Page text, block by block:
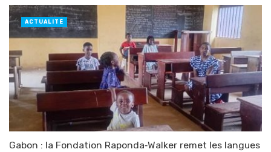
Gabon : la Fondation Raponda‑Walker remet les langues
ACTUALITÉ